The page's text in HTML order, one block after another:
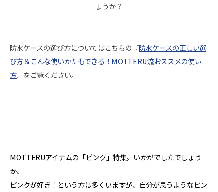
ょうか？
防水ケースの選び方についてはこちらの『防水ケースの正しい選
び方＆こんな使いかたもできる！MOTTERU流おススメの使い
方』をご覧ください。
MOTTERUアイテムの「ピンク」特集。いかがでしたでしょう
か。
ピンクが好き！という方は多くいますが、自分が思うようなピン